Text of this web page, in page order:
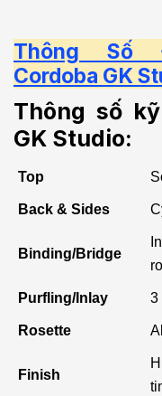
Thông Số
Cordoba GK
Thông số
GK Studio:
Top
Back & Sides
Binding/Bridge
Purfling/Inlay 3
Rosette
Finish